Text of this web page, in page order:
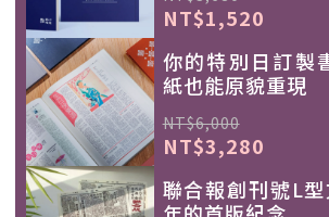
NT$1,520
你的特別日訂製
紙也能原貌重現
NT$6,000
NT$3,280
聯合報創刊號L